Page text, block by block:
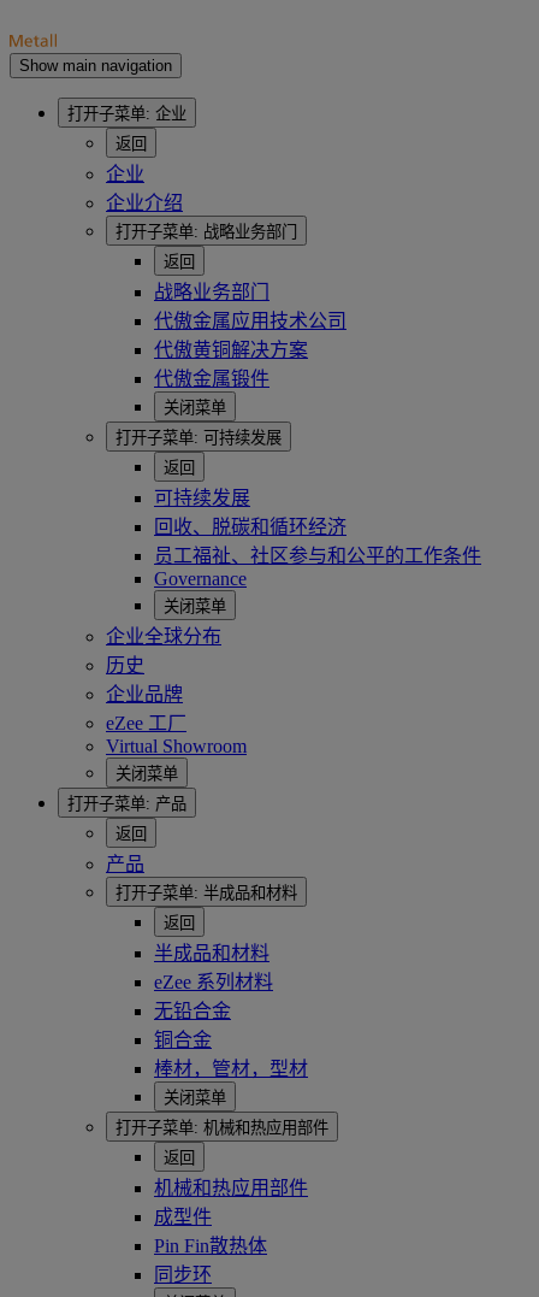
Show main navigation
打开子菜单: 企业
返回
企业
企业介绍
打开子菜单: 战略业务部门
返回
战略业务部门
代傲金属应用技术公司
代傲黄铜解决方案
代傲金属锻件
关闭菜单
打开子菜单: 可持续发展
返回
可持续发展
回收、脱碳和循环经济
员工福祉、社区参与和公平的工作条件
Governance
关闭菜单
企业全球分布
历史
企业品牌
eZee 工厂
Virtual Showroom
关闭菜单
打开子菜单: 产品
返回
产品
打开子菜单: 半成品和材料
返回
半成品和材料
eZee 系列材料
无铅合金
铜合金
棒材，管材，型材
关闭菜单
打开子菜单: 机械和热应用部件
返回
机械和热应用部件
成型件
Pin Fin散热体
同步环